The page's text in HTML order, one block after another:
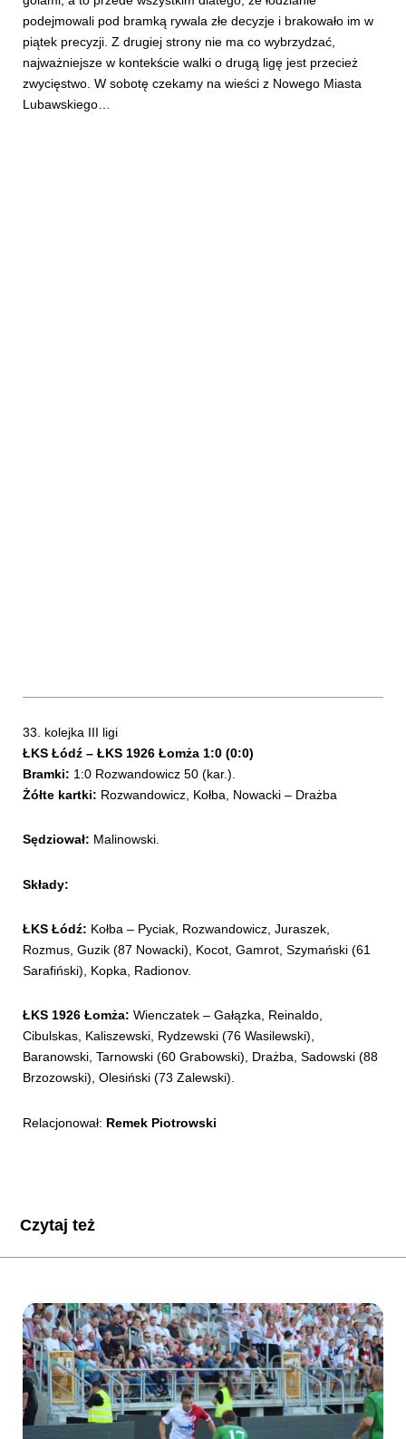
podejmowali pod bramką rywala złe decyzje i brakowało im w
piątek precyzji. Z drugiej strony nie ma co wybrzydzać,
najważniejsze w kontekście walki o drugą ligę jest przecież
zwycięstwo. W sobotę czekamy na wieści z Nowego Miasta
Lubawskiego…
33. kolejka III ligi
ŁKS Łódź – ŁKS 1926 Łomża 1:0 (0:0)
Bramki: 1:0 Rozwandowicz 50 (kar.).
Żółte kartki: Rozwandowicz, Kołba, Nowacki – Drażba
Sędziował: Malinowski.
Składy:
ŁKS Łódź: Kołba – Pyciak, Rozwandowicz, Juraszek,
Rozmus, Guzik (87 Nowacki), Kocot, Gamrot, Szymański (61
Sarafiński), Kopka, Radionov.
ŁKS 1926 Łomża: Wienczatek – Gałązka, Reinaldo,
Cibulskas, Kaliszewski, Rydzewski (76 Wasilewski),
Baranowski, Tarnowski (60 Grabowski), Drażba, Sadowski (88
Brzozowski), Olesiński (73 Zalewski).
Relacjonował: Remek Piotrowski
Czytaj też